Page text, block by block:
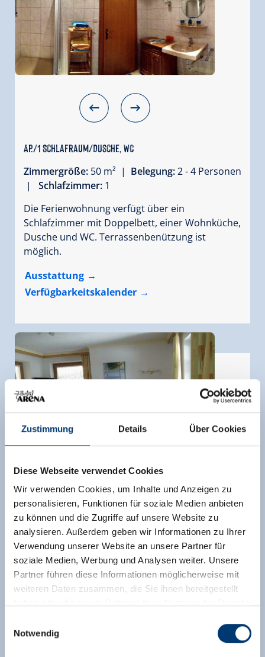
Zustimmung Details Über Cookies
Diese Webseite verwendet Cookies
Wir verwenden Cookies, um Inhalte und Anzeigen zu
personalisieren, Funktionen für soziale Medien anbieten
zu können und die Zugriffe auf unsere Website zu
analysieren. Außerdem geben wir Informationen zu Ihrer
Verwendung unserer Website an unsere Partner für
soziale Medien, Werbung und Analysen weiter. Unsere
Partner führen diese Informationen möglicherweise mit
weiteren Daten zusammen, die Sie ihnen bereitgestellt
Notwendig
Ap./1 Schlafraum/Dusche, WC
Zimmergröße: 50 m² | Belegung:2 - 4 Personen
|
Schlafzimmer: 1
Die Ferienwohnung verfügt über ein
Schlafzimmer mit Doppelbett, einer Wohnküche,
Dusche und WC. Terrassenbenützung ist
möglich.
Ausstattung
Verfügbarkeitskalender
Ap./4 Schlafräume/Dusche und Bad,WC
Zimmergröße:70 m² |Belegung:2 - 10
Personen |Schlafzimmer:4
für 4-10 Personen Platz. Weiters verfügt sie über
4 Schlafzimmer, 2 Badezimmer und 2 WC, eine